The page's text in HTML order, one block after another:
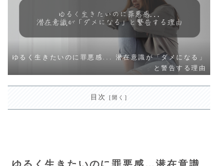
ゆるく生きたいのに罪悪感... 潜在意識が「ダメになる」
と警告する理由
目次